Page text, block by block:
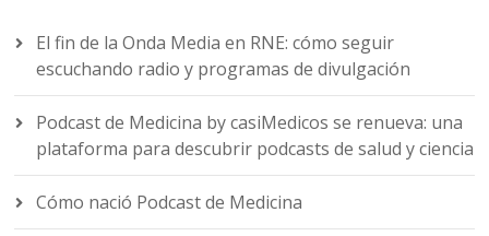
El fin de la Onda Media en RNE: cómo seguir
escuchando radio y programas de divulgación
Podcast de Medicina by casiMedicos se renueva: una
plataforma para descubrir podcasts de salud y ciencia
Cómo nació Podcast de Medicina